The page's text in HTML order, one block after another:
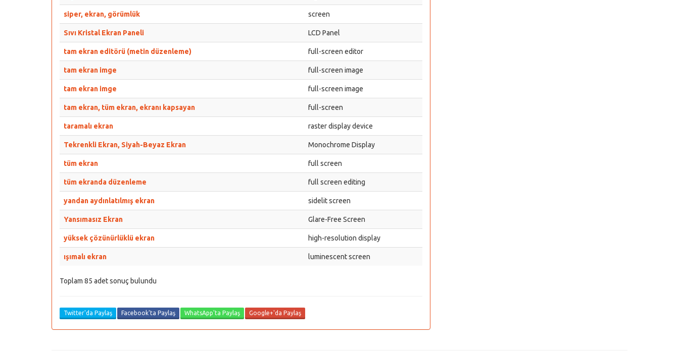
siper, ekran, görümlük screen
Sıvı Kristal Ekran Paneli LCD Panel
tam ekran editörü (metin düzenleme) full-screen editor
tam ekran imge full-screen image
tam ekran imge full-screen image
tam ekran, tüm ekran, ekranı kapsayan full-screen
taramalı ekran raster display device
Tekrenkli Ekran, Siyah-Beyaz Ekran Monochrome Display
tüm ekran full screen
tüm ekranda düzenleme full screen editing
yandan aydınlatılmış ekran sidelit screen
Yansımasız Ekran Glare-Free Screen
yüksek çözünürlüklü ekran high-resolution display
ışımalı ekran luminescent screen
Toplam 85 adet sonuç bulundu
Twitter'da Paylaş Facebook'ta Paylaş WhatsApp'ta Paylaş Google+'da Paylaş